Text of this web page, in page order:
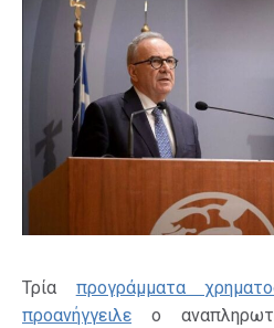
Τρία προγράμματα
προανήγγειλε ο